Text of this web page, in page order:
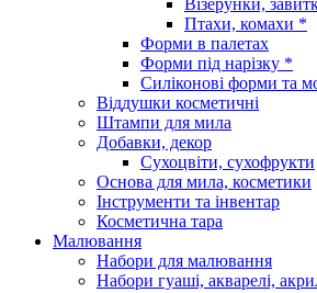
Птахи, комахи *
Форми в палетах
Форми під нарізку *
Силіконові форми та
Віддушки косметичні
Штампи для мила
Добавки, декор
Сухоцвіти, сухофрукти
Основа для мила, косметики
Інструменти та інвентар
Косметична тара
Малювання
Набори для малювання
Набори гуаші, акварелі,